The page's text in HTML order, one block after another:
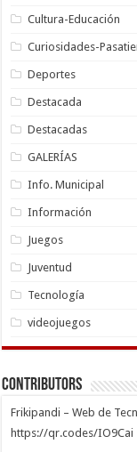
Cultura-Educación
Curiosidades-
Deportes
Destacada
Destacadas
GALERÍAS
Info. Municipal
Información
Juegos
Juventud
Tecnología
videojuegos
Contributors
Frikipandi – Web de
https://qr.codes/IO9Cai